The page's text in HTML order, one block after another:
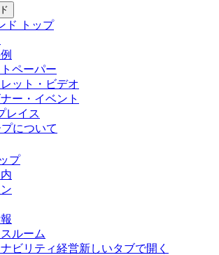
ド
トップ
ペーパー
ット・ビデオ
ー・イベント
レイス
について
プ
ルーム
ビリティ経営新しいタブで開く